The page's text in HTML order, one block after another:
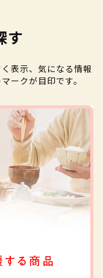
す
表示、気になる情報
ークが目印です。